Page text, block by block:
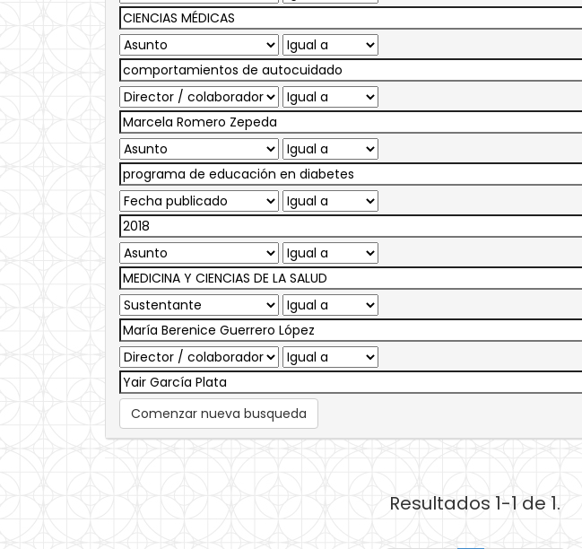
Comenzar nueva busqueda
Resultados 1-1 de 1.